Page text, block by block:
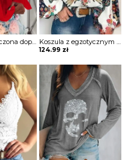
Bluzka marszczona dopasowana obcisła na piersi długie bufiaste rękawy kwadratowy głęboki dekolt bez ramion Varvara Koszula z egzotycznym nadrukiem i dekoltem w kształcie litery „lantern” bluzka Wibecke
124.99 zł